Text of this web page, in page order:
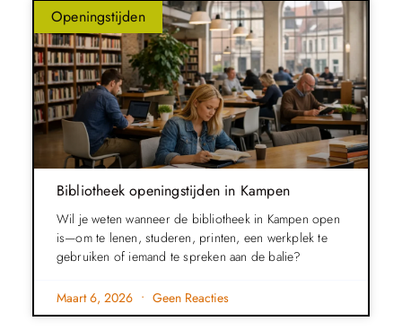
Openingstijden
Bibliotheek openingstijden in Kampen
Wil je weten wanneer de bibliotheek in Kampen open
is—om te lenen, studeren, printen, een werkplek te
gebruiken of iemand te spreken aan de balie?
Maart 6, 2026 Geen Reacties